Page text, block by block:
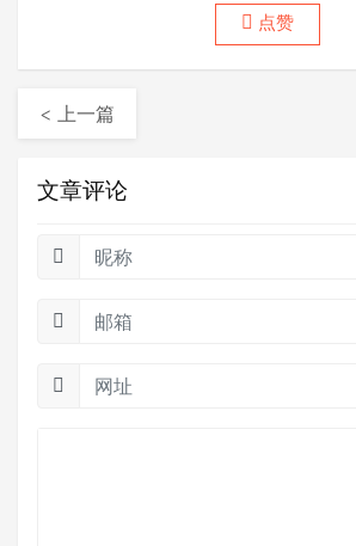
点赞
< 上一篇
文章评论